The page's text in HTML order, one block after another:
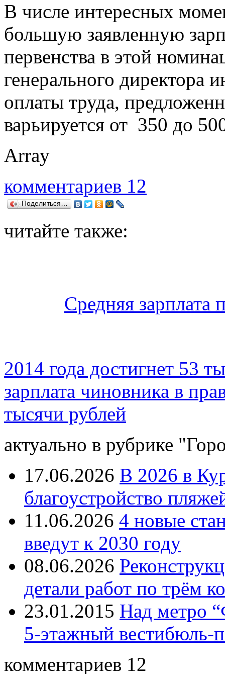
В числе интересных
большую заявленную
первенства в этой
генерального директора
оплаты труда,
варьируется от 350 до
Array
комментариев 12
Поделиться…
читайте также:
Средняя зарплата
2014 года достигнет 53
зарплата чиновника в
тысячи рублей
актуально в рубрике
17.06.2026 В 2026 в
благоустройство
11.06.2026 4 новые
введут к 2030 году
08.06.2026
детали работ по трём
23.01.2015 Над метро
5-этажный вестибюль-
комментариев 12